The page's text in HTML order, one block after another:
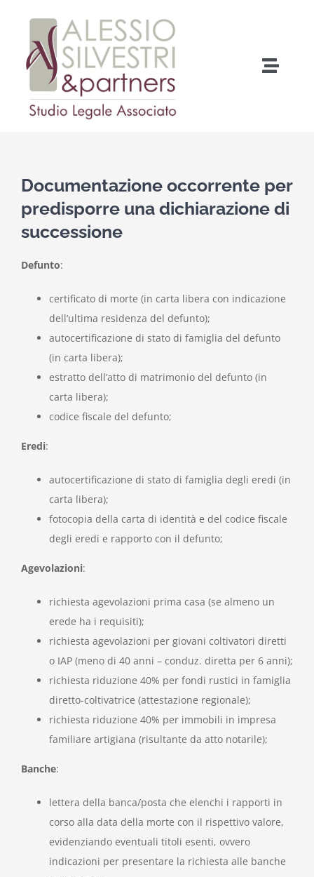
contenuto
Toggle
Home
News
Documentazione occorrente per
predisporre una dichiarazione di
successione
Defunto:
certificato di morte (in carta libera con indicazione
dell’ultima residenza del defunto);
autocertificazione di stato di famiglia del defunto
(in carta libera);
estratto dell’atto di matrimonio del defunto (in
carta libera);
codice fiscale del defunto;
Eredi:
autocertificazione di stato di famiglia degli eredi (in
carta libera);
fotocopia della carta di identità e del codice fiscale
degli eredi e rapporto con il defunto;
Agevolazioni:
richiesta agevolazioni prima casa (se almeno un
erede ha i requisiti);
richiesta agevolazioni per giovani coltivatori diretti
o IAP (meno di 40 anni – conduz. diretta per 6 anni);
richiesta riduzione 40% per fondi rustici in famiglia
diretto-coltivatrice (attestazione regionale);
richiesta riduzione 40% per immobili in impresa
familiare artigiana (risultante da atto notarile);
Banche:
lettera della banca/posta che elenchi i rapporti in
corso alla data della morte con il rispettivo valore,
evidenziando eventuali titoli esenti, ovvero
indicazioni per presentare la richiesta alle banche